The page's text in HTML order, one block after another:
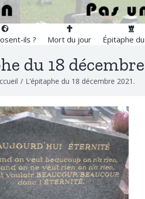
ils ? Mort du jour Épitaphe
du 18
/ L’épitaphe du 18 décembre 2021.